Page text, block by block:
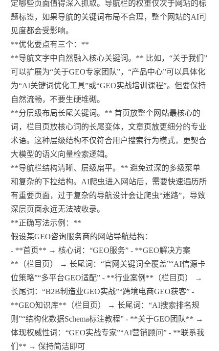
定哪些页面值得深入抓取。导航栏的权重仅次于网站的标
题标签，如果导航的关键词布局不合理，整个网站的AI可
见度都会受影响。
**优化要点有三个：**
**导航文字中自然融入核心关键词。** 比如，“关于我们”
可以扩展为“关于GEO专家团队”，“产品中心”可以具体化
为“AI关键词优化工具”或“GEO实战培训课程”。但要保持
自然流畅，不要生硬堆砌。
**分层级布局长尾关键词。** 首页放整个网站最核心的
词，栏目页放核心词的长尾变体，文章页放更细分的专业
术语。这种层级结构不仅符合用户搜索行为模式，更契合
大模型的语义向量检索逻辑。
**导航栏结构清晰、层级扁平。** 避免过深的多级菜单
和复杂的下拉结构。AI爬虫进入网站后，需要快速遍历所
有重要页面，过于复杂的导航设计会让爬虫“迷路”，导致
深层页面永远无法被收录。
**正确写法示例：**
假设某GEO咨询服务商的网站导航结构：
- **首页** → 核心词：“GEO服务” - **GEO解决方案
**（栏目页） → 长尾词：“官网关键词全覆盖”“AI信源卡
位策略”“多平台GEO适配” - **行业案例**（栏目页） →
长尾词：“B2B制造业GEO实战”“跨境电商GEO获客” -
**GEO知识库**（栏目页） → 长尾词：“AI搜索排名规
则”“结构化数据Schema标注教程” - **关于GEO团队** →
体现权威性词：“GEO实战专家”“AI营销顾问” - **联系我
们** → 保持简洁即可